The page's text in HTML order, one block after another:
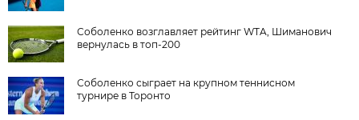
Соболенко возглавляет рейтинг WTA, Шиманович
вернулась в топ-200
Соболенко сыграет на крупном теннисном
турнире в Торонто